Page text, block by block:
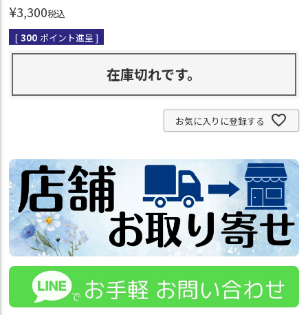
¥3,300税込
[ 300 ポイント進呈 ]
在庫切れです。
お気に入りに登録する